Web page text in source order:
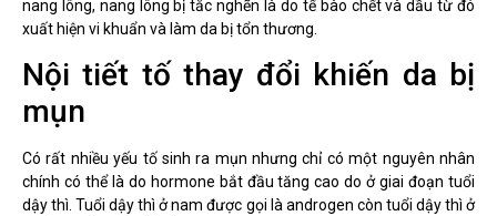
nang lông, nang lông bị tắc nghẽn là do tế bào chết và dầu từ đó
xuất hiện vi khuẩn và làm da bị tổn thương.
Nội tiết tố thay đổi khiến da bị
mụn
Có rất nhiều yếu tố sinh ra mụn nhưng chỉ có một nguyên nhân
chính có thể là do hormone bắt đầu tăng cao do ở giai đoạn tuổi
dậy thì. Tuổi dậy thì ở nam được gọi là androgen còn tuổi dậy thì ở